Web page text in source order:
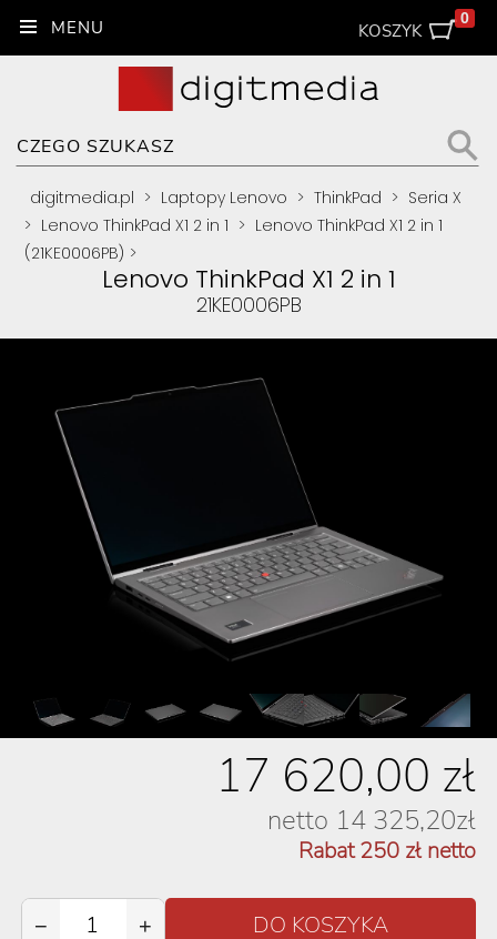
KOSZYK
0
digitmedia.pl > Laptopy Lenovo > ThinkPad > Seria X
> Lenovo ThinkPad X1 2 in 1 > Lenovo ThinkPad X1 2 in 1
(21KE0006PB) >
Lenovo ThinkPad X1 2 in 1
21KE0006PB
17 620,00 zł
netto 14 325,20zł
Rabat250 zł netto
− +